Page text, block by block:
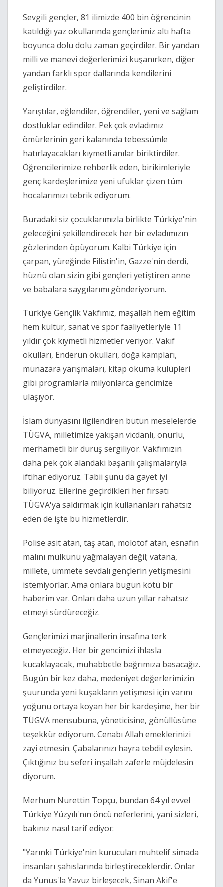
Sevgili gençler, 81 ilimizde 400 bin öğrencinin
katıldığı yaz okullarında gençlerimiz altı hafta
boyunca dolu dolu zaman geçirdiler. Bir yandan
milli ve manevi değerlerimizi kuşanırken, diğer
yandan farklı spor dallarında kendilerini
geliştirdiler.
Yarıştılar, eğlendiler, öğrendiler, yeni ve sağlam
dostluklar edindiler. Pek çok evladımız
ömürlerinin geri kalanında tebessümle
hatırlayacakları kıymetli anılar biriktirdiler.
Öğrencilerimize rehberlik eden, birikimleriyle
genç kardeşlerimize yeni ufuklar çizen tüm
hocalarımızı tebrik ediyorum.
Buradaki siz çocuklarımızla birlikte Türkiye'nin
geleceğini şekillendirecek her bir evladımızın
gözlerinden öpüyorum. Kalbi Türkiye için
çarpan, yüreğinde Filistin'in, Gazze'nin derdi,
hüznü olan sizin gibi gençleri yetiştiren anne
ve babalara saygılarımı gönderiyorum.
Türkiye Gençlik Vakfımız, maşallah hem eğitim
hem kültür, sanat ve spor faaliyetleriyle 11
yıldır çok kıymetli hizmetler veriyor. Vakıf
okulları, Enderun okulları, doğa kampları,
münazara yarışmaları, kitap okuma kulüpleri
gibi programlarla milyonlarca gencimize
ulaşıyor.
İslam dünyasını ilgilendiren bütün meselelerde
TÜGVA, milletimize yakışan vicdanlı, onurlu,
merhametli bir duruş sergiliyor. Vakfımızın
daha pek çok alandaki başarılı çalışmalarıyla
iftihar ediyoruz. Tabii şunu da gayet iyi
biliyoruz. Ellerine geçirdikleri her fırsatı
TÜGVA'ya saldırmak için kullananları rahatsız
eden de işte bu hizmetlerdir.
Polise asit atan, taş atan, molotof atan, esnafın
malını mülkünü yağmalayan değil; vatana,
millete, ümmete sevdalı gençlerin yetişmesini
istemiyorlar. Ama onlara bugün kötü bir
haberim var. Onları daha uzun yıllar rahatsız
etmeyi sürdüreceğiz.
Gençlerimizi marjinallerin insafına terk
etmeyeceğiz. Her bir gencimizi ihlasla
kucaklayacak, muhabbetle bağrımıza basacağız.
Bugün bir kez daha, medeniyet değerlerimizin
şuurunda yeni kuşakların yetişmesi için varını
yoğunu ortaya koyan her bir kardeşime, her bir
TÜGVA mensubuna, yöneticisine, gönüllüsüne
teşekkür ediyorum. Cenabı Allah emeklerinizi
zayi etmesin. Çabalarınızı hayra tebdil eylesin.
Çıktığınız bu seferi inşallah zaferle müjdelesin
diyorum.
Merhum Nurettin Topçu, bundan 64 yıl evvel
Türkiye Yüzyılı'nın öncü neferlerini, yani sizleri,
bakınız nasıl tarif ediyor:
"Yarınki Türkiye'nin kurucuları muhtelif simada
insanları şahıslarında birleştireceklerdir. Onlar
da Yunus'la Yavuz birleşecek, Sinan Akif'e